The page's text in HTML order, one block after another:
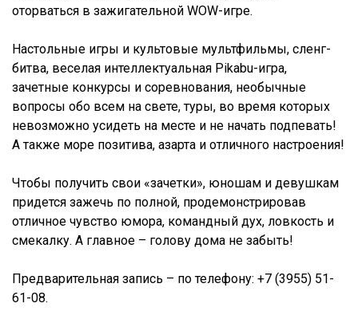
оторваться в зажигательной WOW-игре.
Настольные игры и культовые мультфильмы, сленг-
битва, веселая интеллектуальная Pikabu-игра,
зачетные конкурсы и соревнования, необычные
вопросы обо всем на свете, туры, во время которых
невозможно усидеть на месте и не начать подпевать!
А также море позитива, азарта и отличного настроения!
Чтобы получить свои «зачетки», юношам и девушкам
придется зажечь по полной, продемонстрировав
отличное чувство юмора, командный дух, ловкость и
смекалку. А главное – голову дома не забыть!
Предварительная запись – по телефону: +7 (3955) 51-
61-08.